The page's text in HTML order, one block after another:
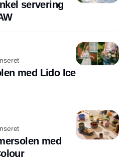
servering
med Lido Ice
med